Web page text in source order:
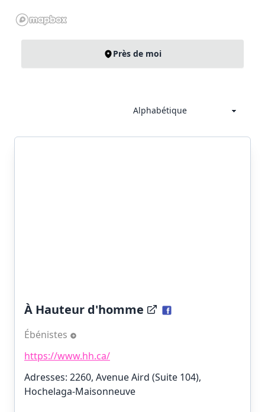
Près de moi
À Hauteur d'homme
Ébénistes
https://www.hh.ca/
Adresses: 2260, Avenue Aird (Suite 104),
Hochelaga-Maisonneuve